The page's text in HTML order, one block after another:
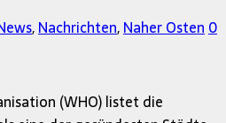
,Nachrichten,Naher Osten0
(WHO) listet die